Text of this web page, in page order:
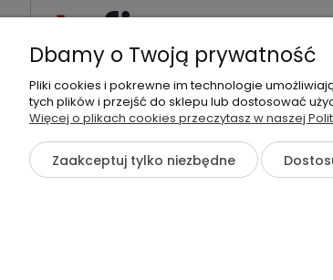
©2026 Wszelkie Prawa Zastrzeżone | tpfix.pl
Dbamy o Twoją prywatność
Pliki cookies i pokrewne im technologie
tych plików i przejść do sklepu lub dostosować
Więcej o plikach cookies przeczytasz w naszej
Zaakceptuj tylko niezbędne